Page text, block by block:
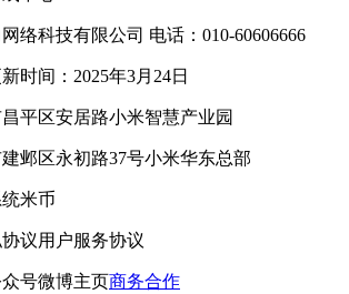
络科技有限公司 电话：010-60606666
时间：2025年3月24日
平区安居路小米智慧产业园
邺区永初路37号小米华东总部
米币
议用户服务协议
号微博主页商务合作